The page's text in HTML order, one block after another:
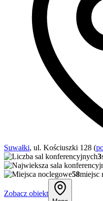
Suwałki, ul. Kościuszki 128 (
3
58miejsc
Zobacz obiekt